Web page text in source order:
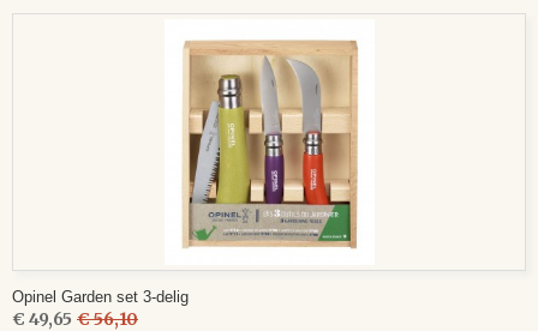
Opinel Garden set 3-delig
€ 49,65 € 56,10